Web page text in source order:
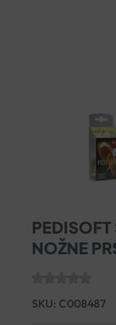
NOŽNE
SKU: C008487